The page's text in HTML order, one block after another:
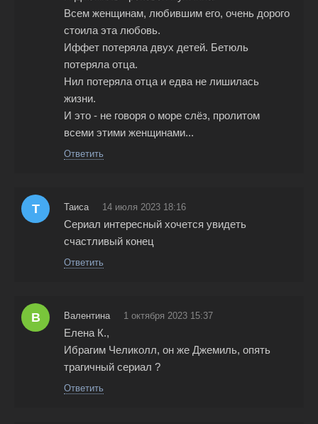
Всем женщинам, любившим его, очень дорого
стоила эта любовь.
Иффет потеряла двух детей. Бетюль
потеряла отца.
Нил потеряла отца и едва не лишилась
жизни.
И это - не говоря о море слёз, пролитом
всеми этими женщинами...
Ответить
Т Таиса 14 июля 2023 18:16
Сериал интересный хочется увидеть
счастливый конец
Ответить
В Валентина 1 октября 2023 15:37
Елена К.,
Ибрагим Челиколл, он же Джемиль, опять
трагичный сериал ?
Ответить